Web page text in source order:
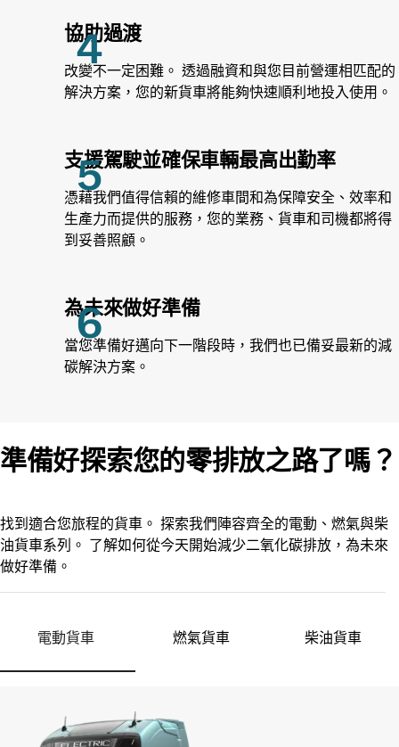
協助過渡
改變不一定困難。 透過融資和與您目前營運相匹配的
解決方案，您的新貨車將能夠快速順利地投入使用。
支援駕駛並確保車輛最高出勤率
憑藉我們值得信賴的維修車間和為保障安全、效率和
生產力而提供的服務，您的業務、貨車和司機都將得
到妥善照顧。
為未來做好準備
當您準備好邁向下一階段時，我們也已備妥最新的減
碳解決方案。
準備好探索您的零排放之路了嗎？
找到適合您旅程的貨車。 探索我們陣容齊全的電動、燃氣與柴
油貨車系列。 了解如何從今天開始減少二氧化碳排放，為未來
做好準備。
電動貨車 燃氣貨車 柴油貨車